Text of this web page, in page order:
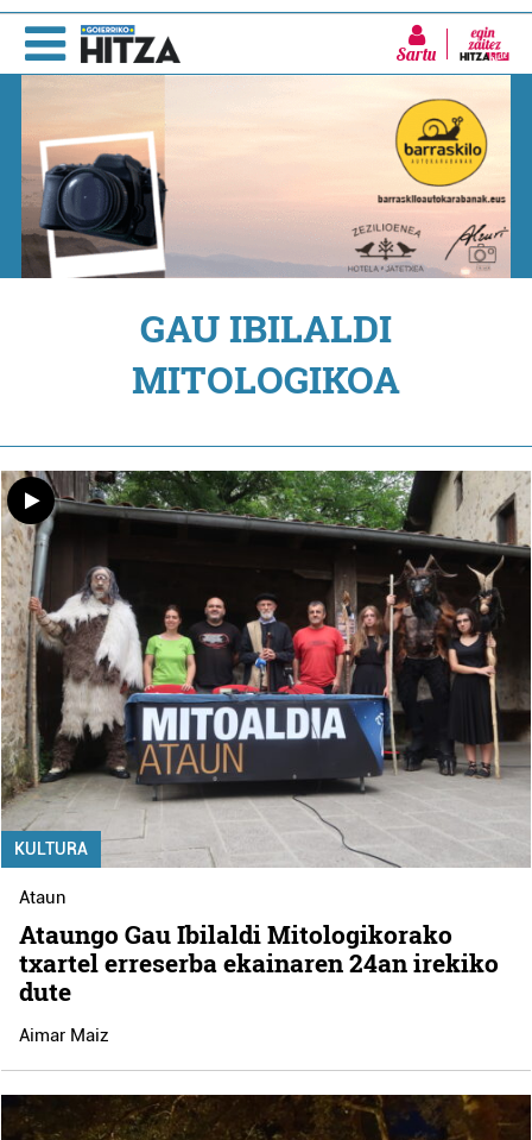
Sartu
GAU IBILALDI
MITOLOGIKOA
KULTURA
Ataun
Ataungo Gau Ibilaldi Mitologikorako
txartel erreserba ekainaren 24an irekiko
dute
Aimar Maiz